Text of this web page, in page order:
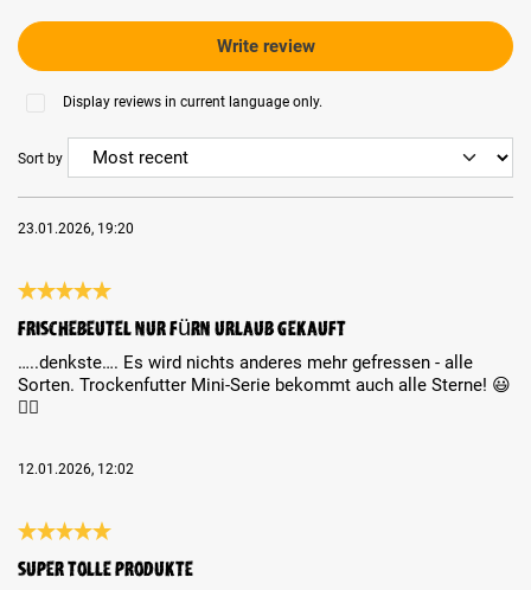
Write review
Display reviews in current language only.
Sort by
23.01.2026, 19:20
Frischebeutel nur fürn Urlaub gekauft
…..denkste…. Es wird nichts anderes mehr gefressen - alle
Sorten. Trockenfutter Mini-Serie bekommt auch alle Sterne! 😃
👌🏻
12.01.2026, 12:02
Super tolle Produkte